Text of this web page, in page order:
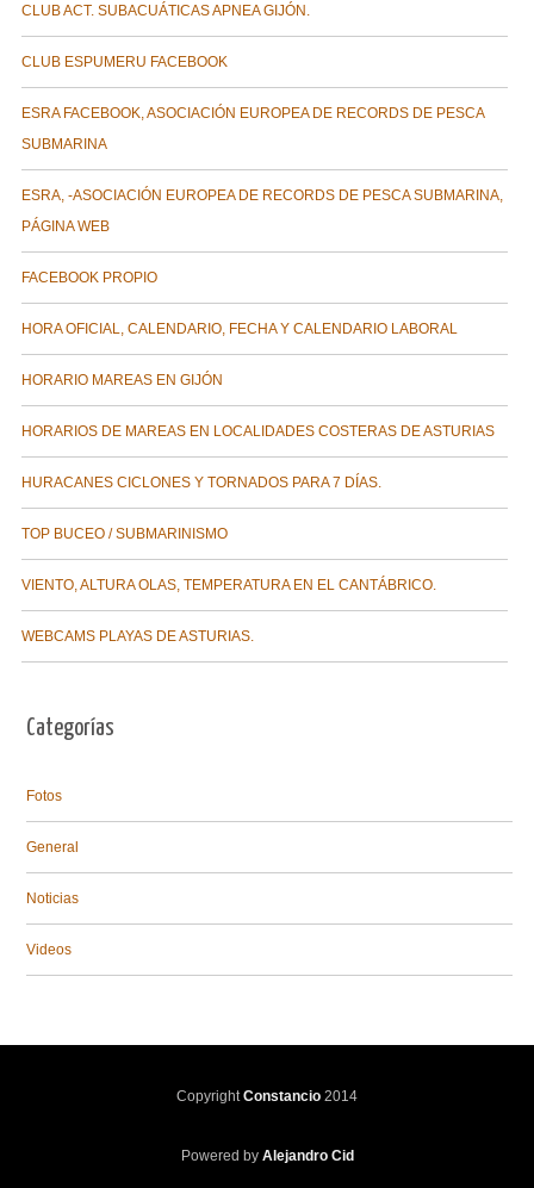
CLUB ACT. SUBACUÁTICAS APNEA GIJÓN.
CLUB ESPUMERU FACEBOOK
ESRA FACEBOOK, ASOCIACIÓN EUROPEA DE RECORDS DE PESCA
SUBMARINA
ESRA, -ASOCIACIÓN EUROPEA DE RECORDS DE PESCA SUBMARINA,
PÁGINA WEB
FACEBOOK PROPIO
HORA OFICIAL, CALENDARIO, FECHA Y CALENDARIO LABORAL
HORARIO MAREAS EN GIJÓN
HORARIOS DE MAREAS EN LOCALIDADES COSTERAS DE ASTURIAS
HURACANES CICLONES Y TORNADOS PARA 7 DÍAS.
TOP BUCEO / SUBMARINISMO
VIENTO, ALTURA OLAS, TEMPERATURA EN EL CANTÁBRICO.
WEBCAMS PLAYAS DE ASTURIAS.
Categorías
Fotos
General
Noticias
Videos
Copyright Constancio 2014
Powered by Alejandro Cid